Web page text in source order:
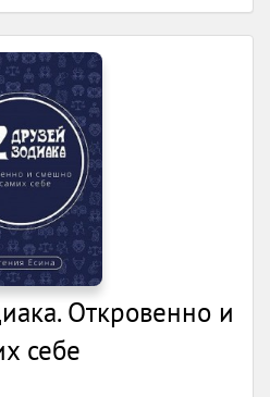
Откровенно и
себе